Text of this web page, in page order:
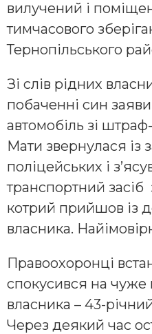
вилучений і
тимчасового
Тернопільського
Зі слів рідних
побаченні син
автомобіль зі
Мати звернулася із
поліцейських і
транспортний засіб
котрий прийшов із
власника.
Правоохоронці
спокусився на
власника – 43-
Через деякий час